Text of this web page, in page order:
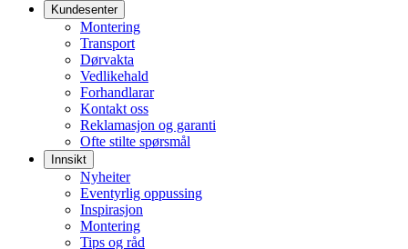
Kundesenter
Montering
Transport
Dørvakta
Vedlikehald
Forhandlarar
Kontakt oss
Reklamasjon og garanti
Ofte stilte spørsmål
Innsikt
Nyheiter
Eventyrlig oppussing
Inspirasjon
Montering
Tips og råd